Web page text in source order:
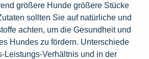
größere Hunde größere Stücke
sollten Sie auf natürliche und
achten, um die Gesundheit und
Hundes zu fördern. Unterschiede
Leistungs-Verhältnis und in der